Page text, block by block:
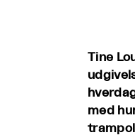
Tine
med